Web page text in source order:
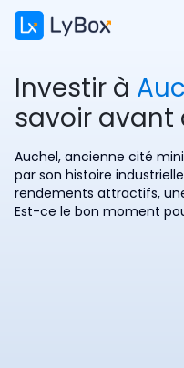
Investir à
savoir avant
Auchel, ancienne cité
par son histoire
rendements attractifs,
Est-ce le bon moment